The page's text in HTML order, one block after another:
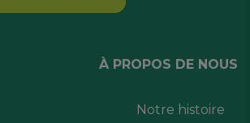
À PROPOS DE NOUS
Notre histoire